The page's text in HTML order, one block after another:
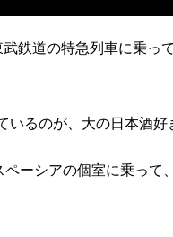
鉄道の特急列車に乗っ
るのが、大の日本酒好
ーシアの個室に乗って